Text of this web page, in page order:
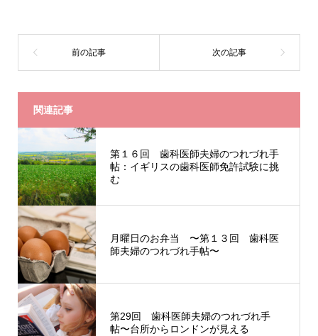
関連記事
第１６回 歯科医師夫婦のつれづれ手
帖：イギリスの歯科医師免許試験に挑
む
月曜日のお弁当 〜第１３回 歯科医
師夫婦のつれづれ手帖〜
第29回 歯科医師夫婦のつれづれ手
帖〜台所からロンドンが見える